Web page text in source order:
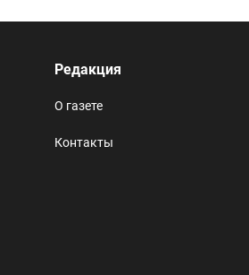
Редакция
О газете
Контакты